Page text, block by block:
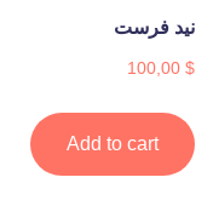
نيد فرست
100,00 $
Add to cart